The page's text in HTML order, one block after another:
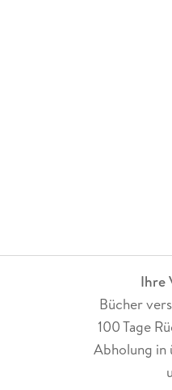
Ihre
Bücher
100 Tage
Abholung in